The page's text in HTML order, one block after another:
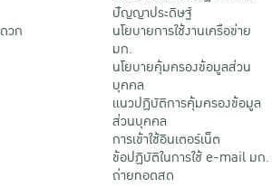
วก
ปัญญาประดิษฐ์
นโยบายการใช้งานเครือข่าย
มก.
นโยบายคุ้มครองข้อมูลส่วน
บุคคล
แนวปฏิบัติการคุ้มครองข้อมูล
ส่วนบุคคล
การเข้าใช้อินเตอร์เน็ต
ข้อปฏิบัติในการใช้ e-mail มก.
ถ่ายทอดสด